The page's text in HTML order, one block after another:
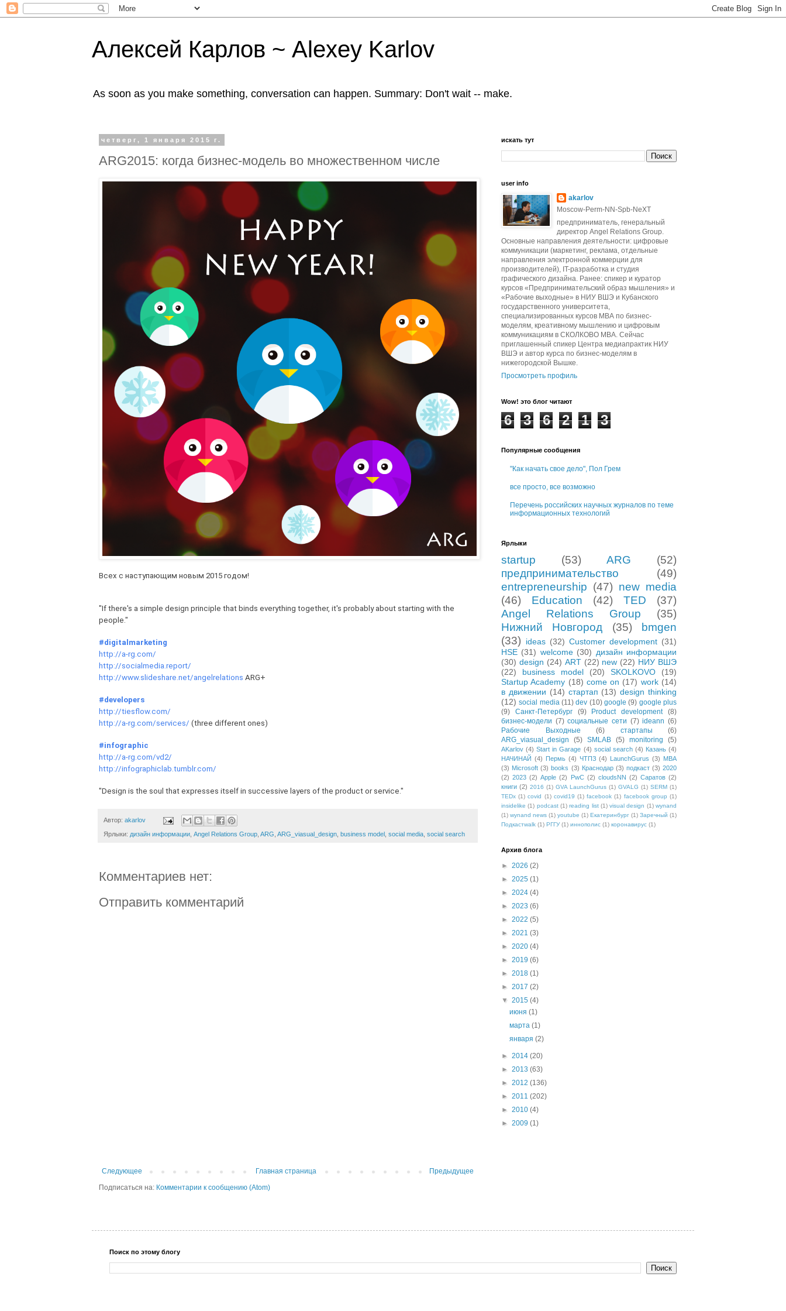
Алексей Карлов ~ Alexey Karlov
As soon as you make something, conversation can happen. Summary: Don't wait -- make.
четверг, 1 января 2015 г.
ARG2015: когда бизнес-модель во множественном числе
Всех с наступающим новым 2015 годом!
"If there's a simple design principle that binds everything together, it's probably about starting with the
people."
#digitalmarketing
http://a-rg.com/
http://socialmedia.report/
http://www.slideshare.net/angelrelations ARG+
#developers
http://tiesflow.com/
http://a-rg.com/services/ (three different ones)
#infographic
http://a-rg.com/vd2/
http://infographiclab.tumblr.com/
"Design is the soul that expresses itself in successive layers of the product or service."
Автор: akarlov
Ярлыки: дизайн информации Angel Relations Group ARG ARG_viasual_design business model social media social search
Комментариев нет:
Отправить комментарий
Следующее Предыдущее
Главная страница
Подписаться на: Комментарии к сообщению (Atom)
искать тут
user info
akarlov
Moscow-Perm-NN-Spb-NeXT
предприниматель, генеральный
директор Angel Relations Group.
Основные направления деятельности: цифровые
коммуникации (маркетинг, реклама, отдельные
направления электронной коммерции для
производителей), IT-разработка и студия
графического дизайна. Ранее: спикер и куратор
курсов «Предпринимательский образ мышления» и
«Рабочие выходные» в НИУ ВШЭ и Кубанского
государственного университета,
специализированных курсов МВА по бизнес-
моделям, креативному мышлению и цифровым
коммуникациям в СКОЛКОВО МВА. Сейчас
приглашенный спикер Центра медиапрактик НИУ
ВШЭ и автор курса по бизнес-моделям в
нижегородской Вышке.
Просмотреть профиль
Wow! это блог читают
6 3 6 2 1 3
Популярные сообщения
"Как начать свое дело", Пол Грем
все просто, все возможно
Перечень российских научных журналов по теме
информационных технологий
Ярлыки
startup (53) ARG
(52)
предпринимательство
(49)
entrepreneurship (47) new media
(46)
Education (42) TED
(37)
Angel Relations Group
(35)
Нижний Новгород
(35)
bmgen
(33)
ideas (32) Customer development (31)
HSE (31) welcome (30) дизайн информации
(30) design (24) ART (22) new (22) НИУ ВШЭ
(22)
business model (20) SKOLKOVO
(19)
Startup Academy (18) come on (17) work (14)
в движении (14) стартап (13) design thinking
(12) social media (11) dev (10) google (9) google plus
(9)
Санкт-Петербург (9) Product development
(8)
бизнес-модели (7) социальные сети (7) ideann (6)
Рабочие Выходные
(6) стартапы
(6)
ARG_viasual_design
(5) SMLAB (5) monitoring (5)
AKarlov (4) Start in Garage (4) social search (4) Казань (4)
НАЧИНАЙ (4) Пермь (4) ЧТПЗ (4) LaunchGurus (3) MBA
(3) Microsoft (3) books (3) Краснодар (3) подкаст (3) 2020
(2) 2023 (2) Apple (2) PwC (2) cloudsNN (2) Саратов (2)
книги (2) 2016 (1) GVA LaunchGurus (1) GVALG (1) SERM (1)
TEDx (1) covid (1) covid19 (1) facebook (1) facebook group (1)
insidelike (1) podcast (1) reading list (1) visual design (1) wynand
(1) wynand news (1) youtube (1) Екатеринбург (1) Заречный (1)
Подкастwalk (1) РГГУ (1) иннополис (1) коронавирус (1)
Архив блога
► 2026 (2)
► 2025 (1)
► 2024 (4)
► 2023 (6)
► 2022 (5)
► 2021 (3)
► 2020 (4)
► 2019 (6)
► 2018 (1)
► 2017 (2)
▼ 2015 (4)
июня(1)
марта(1)
января(2)
► 2014 (20)
► 2013 (63)
► 2012 (136)
► 2011 (202)
► 2010 (4)
► 2009 (1)
Поиск по этому блогу